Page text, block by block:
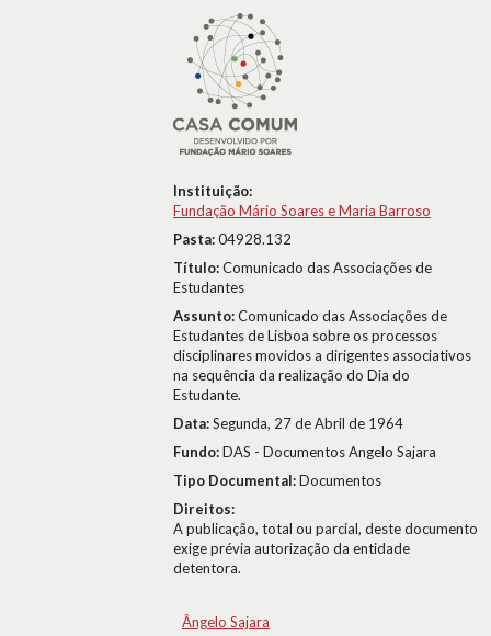
Instituição:
Fundação Mário Soares e Maria Barroso
Pasta:04928.132
Título:Comunicado das Associações de
Estudantes
Assunto:Comunicado das Associações de
Estudantes de Lisboa sobre os processos
disciplinares movidos a dirigentes associativos
na sequência da realização do Dia do
Estudante.
Data:Segunda, 27 de Abril de 1964
Fundo:DAS - Documentos Angelo Sajara
Tipo Documental:Documentos
Direitos:
A publicação, total ou parcial, deste documento
exige prévia autorização da entidade
detentora.
Ângelo Sajara